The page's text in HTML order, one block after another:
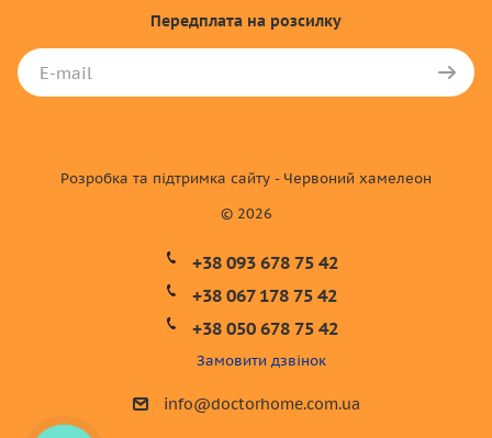
Передплата на розсилку
© 2026
Розробка та підтримка сайту - Червоний хамелеон
+38 093 678 75 42
+38 067 178 75 42
+38 050 678 75 42
Замовити дзвінок
info@doctorhome.com.ua